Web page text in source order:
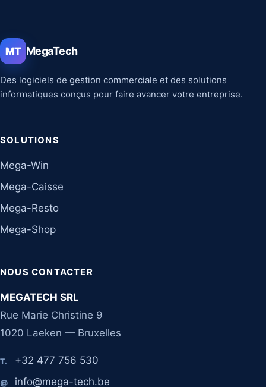
MT MegaTech
Des logiciels de gestion commerciale et des solutions
informatiques conçus pour faire avancer votre entreprise.
SOLUTIONS
Mega-Win
Mega-Caisse
Mega-Resto
Mega-Shop
NOUS CONTACTER
MEGATECH SRL
Rue Marie Christine 9
1020 Laeken — Bruxelles
T. +32 477 756 530
@ info@mega-tech.be